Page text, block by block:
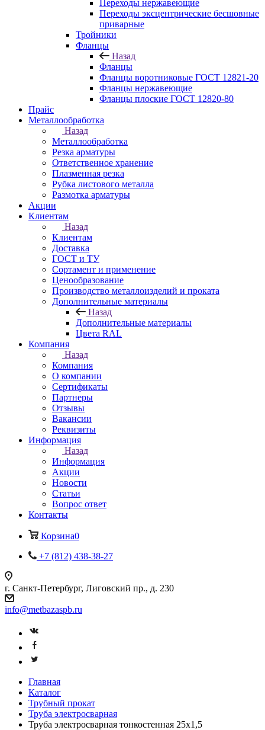
Переходы нержавеющие
Переходы эксцентрические бесшовные
приварные
Тройники
Фланцы
Назад
Фланцы
Фланцы воротниковые ГОСТ 12821-20
Фланцы нержавеющие
Фланцы плоские ГОСТ 12820-80
Прайс
Металлообработка
Назад
Металлообработка
Резка арматуры
Ответственное хранение
Плазменная резка
Рубка листового металла
Размотка арматуры
Акции
Клиентам
Назад
Клиентам
Доставка
ГОСТ и ТУ
Сортамент и применение
Ценообразование
Производство металлоизделий и проката
Дополнительные материалы
Назад
Дополнительные материалы
Цвета RAL
Компания
Назад
Компания
О компании
Сертификаты
Партнеры
Отзывы
Вакансии
Реквизиты
Информация
Назад
Информация
Акции
Новости
Статьи
Вопрос ответ
Контакты
Корзина0
+7 (812) 438-38-27
г. Санкт-Петербург, Лиговский пр., д. 230
info@metbazaspb.ru
Главная
Каталог
Трубный прокат
Труба электросварная
Труба электросварная тонкостенная 25х1,5